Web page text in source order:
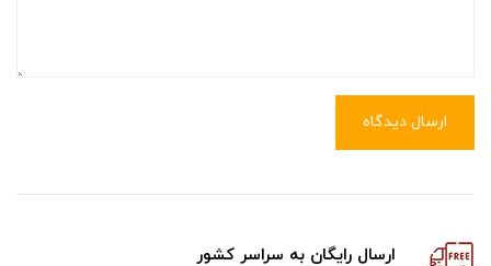
ارسال دیدگاه
ارسال رایگان به سراسر کشور